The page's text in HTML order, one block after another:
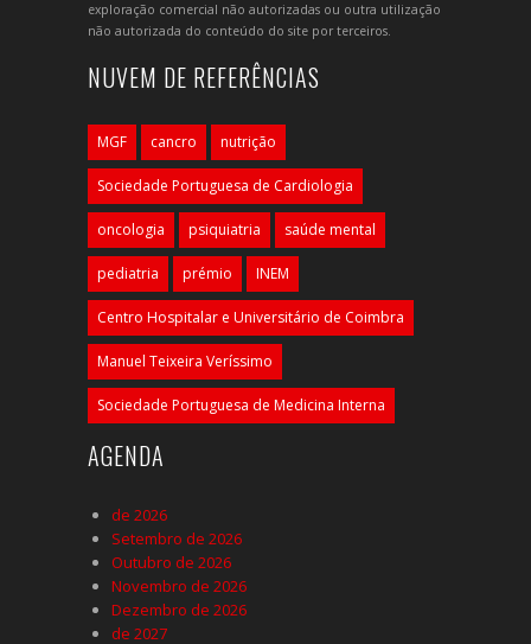
exploração comercial não autorizadas ou outra utilização
não autorizada do conteúdo do site por terceiros.
NUVEM DE REFERÊNCIAS
MGF cancro nutrição
Sociedade Portuguesa de Cardiologia
oncologia psiquiatria saúde mental
pediatria prémio INEM
Centro Hospitalar e Universitário de Coimbra
Manuel Teixeira Veríssimo
Sociedade Portuguesa de Medicina Interna
AGENDA
de 2026
Setembro de 2026
Outubro de 2026
Novembro de 2026
Dezembro de 2026
de 2027